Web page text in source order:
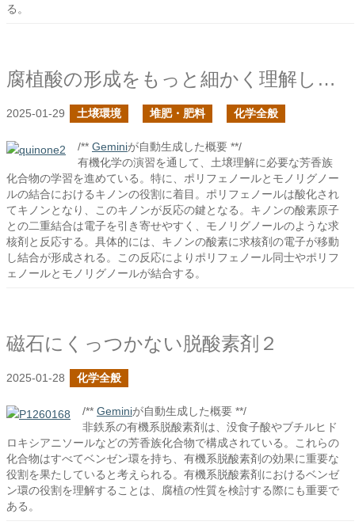
る。
腐植酸の形成をもっと細かく理解したい１
2025-01-29 土壌環境 堆肥・肥料 化学全般
/** Geminiが自動生成した概要 **/
有機化学の演習を通して、土壌理解に必要な芳香族
化合物の学習を進めている。特に、ポリフェノールとモノリグノー
ルの結合におけるキノンの役割に着目。ポリフェノールは酸化され
てキノンとなり、このキノンが反応の鍵となる。キノンの酸素原子
との二重結合は電子を引き寄せやすく、モノリグノールのような求
核剤と反応する。具体的には、キノンの酸素に求核剤の電子が移動
し結合が形成される。この反応によりポリフェノール同士やポリフ
ェノールとモノリグノールが結合する。
磁石にくっつかない脱酸素剤２
2025-01-28 化学全般
/** Geminiが自動生成した概要 **/
非鉄系の有機系脱酸素剤は、没食子酸やブチルヒド
ロキシアニソールなどの芳香族化合物で構成されている。これらの
化合物はすべてベンゼン環を持ち、有機系脱酸素剤の効果に重要な
役割を果たしていると考えられる。有機系脱酸素剤におけるベンゼ
ン環の役割を理解することは、腐植の性質を検討する際にも重要で
ある。